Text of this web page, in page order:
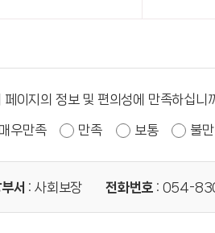
페이지의 정보 및 편의성에 만족하십니
우만족 만족 보통 불
서 : 사회보장 전화번호 : 054-